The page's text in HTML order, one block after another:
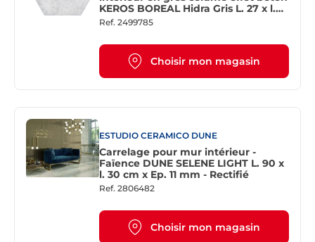
KEROS BOREAL Hidra Gris L. 27 x l.
23 cm
Ref. 2499785
Choisir mon magasin
ESTUDIO CERAMICO DUNE
Carrelage pour mur intérieur -
Faïence DUNE SELENE LIGHT L. 90 x
l. 30 cm x Ep. 11 mm - Rectifié
Ref. 2806482
Choisir mon magasin